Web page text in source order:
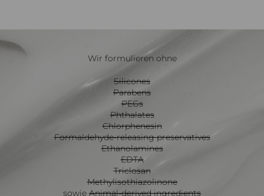
Wir formulieren ohne
Silicones
Parabens
PEGs
Phthalates
Chlorphenesin
Formaldehyde-releasing preservatives
Ethanolamines
EDTA
Triclosan
Methylisothiazolinone
sowie Animal-derived ingredients